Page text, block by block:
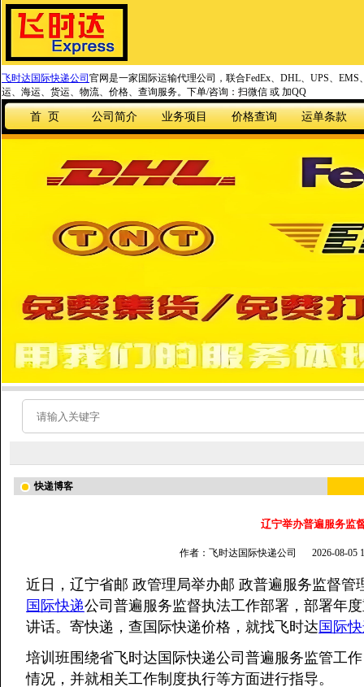
飞时达国际快递公司 官网是一家国际运输代理公司，联合FedEx、DHL、UPS、
运、海运、货运、物流、价格、查询服务。下单/咨询：扫微信 或 加QQ
首 页 公司简介 业务项目 价格查询 运单条款
快递博客
辽宁举办普遍服务监
作者：飞时达国际快递公司 2026-08-05
近日，辽宁省邮 政管理局举办邮 政普遍服务监督
国际快递公司普遍服务监督执法工作部署，部署年
讲话。寄快递，查国际快递价格，就找飞时达 国际
培训班围绕省飞时达国际快递公司普遍服务监管工
情况，并就相关工作制度执行等方面进行指导。